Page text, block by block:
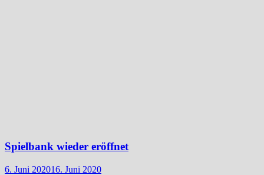
Spielbank wieder eröffnet
6. Juni 202016. Juni 2020